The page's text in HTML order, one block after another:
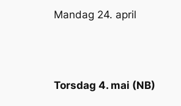
Mandag 24. april
Torsdag 4. mai (NB)